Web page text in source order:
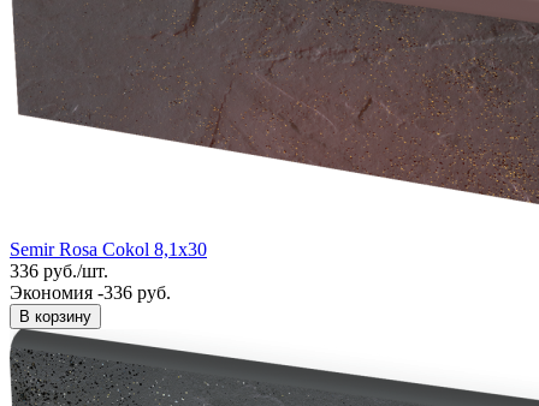
Semir Rosa Cokol 8,1x30
336 руб./шт.
Экономия -336 руб.
В корзину